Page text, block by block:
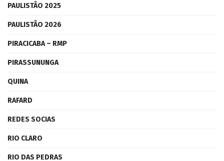
PAULISTÃO 2025
PAULISTÃO 2026
PIRACICABA – RMP
PIRASSUNUNGA
QUINA
RAFARD
REDES SOCIAS
RIO CLARO
RIO DAS PEDRAS